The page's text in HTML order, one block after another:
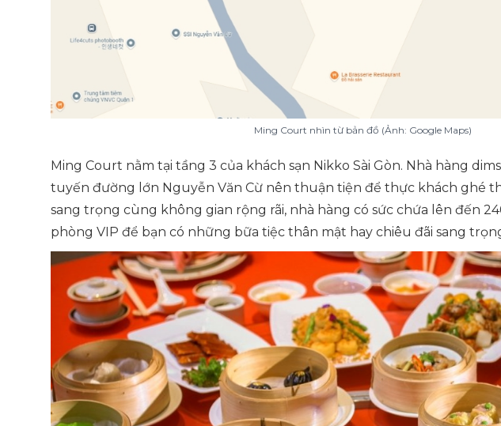
Ming Court nhìn từ bản đồ (Ảnh: Google Maps)
Ming Court nằm tại tầng 3 của khách sạn Nikko Sài Gòn. Nhà hàng
tuyến đường lớn Nguyễn Văn Cừ nên thuận tiện để thực khách ghé
sang trọng cùng không gian rộng rãi, nhà hàng có sức chứa lên đến
phòng VIP để bạn có những bữa tiệc thân mật hay chiêu đãi sang